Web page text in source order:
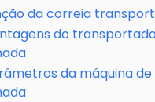
da correia
do
da máquina